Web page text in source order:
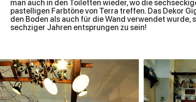
man auch in den Toiletten wieder, wo die
sechziger Jahren entsprungen zu sein!